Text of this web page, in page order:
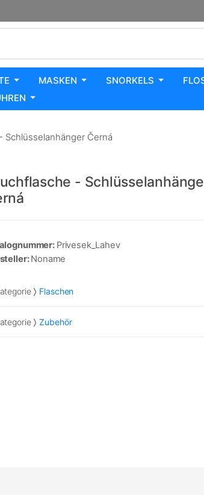
MASKEN SNORKELS
Schlüsselanhänger Černá
-
Privesek_Lahev
Noname
Flaschen
Zubehör